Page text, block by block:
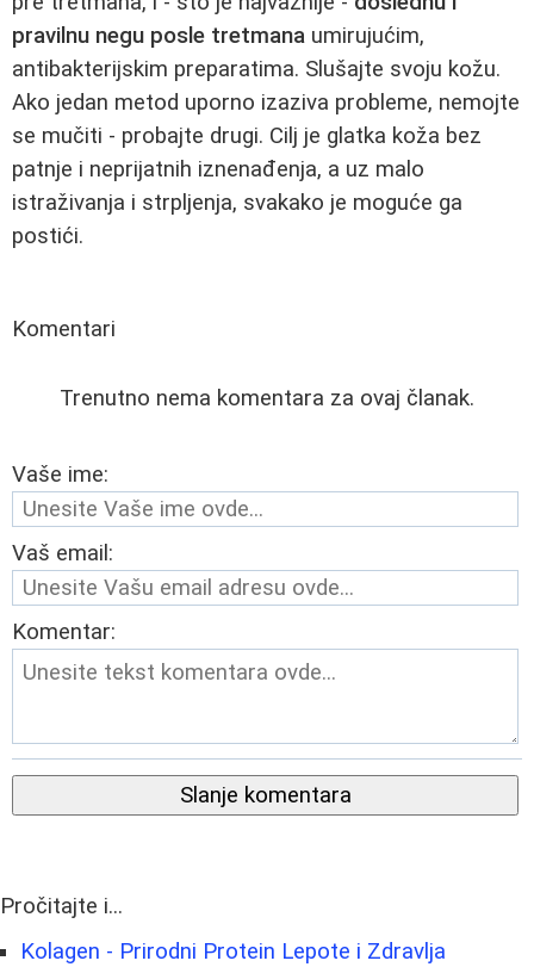
pravilnu negu posle tretmana umirujućim,
antibakterijskim preparatima. Slušajte svoju kožu.
Ako jedan metod uporno izaziva probleme, nemojte
se mučiti - probajte drugi. Cilj je glatka koža bez
patnje i neprijatnih iznenađenja, a uz malo
istraživanja i strpljenja, svakako je moguće ga
postići.
Komentari
Trenutno nema komentara za ovaj članak.
Vaše ime:
Vaš email:
Komentar:
Slanje komentara
Pročitajte i...
Kolagen - Prirodni Protein Lepote i Zdravlja